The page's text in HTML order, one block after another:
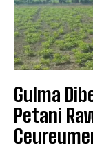
Gulma
Petani